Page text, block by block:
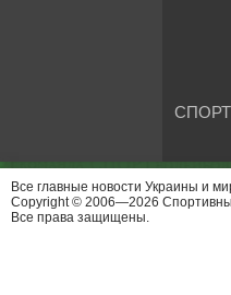
Все главные новости Украины и
Copyright © 2006—2026
Все права защищены.